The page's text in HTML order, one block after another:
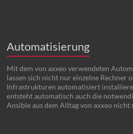
Automatisierung
Mit dem von axxeo verwendeten
lassen sich nicht nur einzelne Rechner
Infrastrukturen automatisiert
entsteht automatisch auch die
Ansible aus dem Alltag von axxeo nicht